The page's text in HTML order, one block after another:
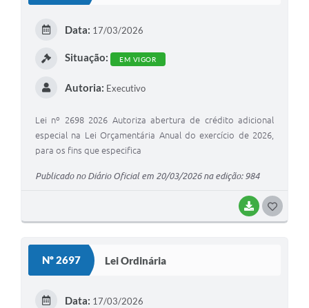
BAIXAR
Data: 17/03/2026
Situação: EM VIGOR
Autoria: Executivo
Lei nº 2698 2026 Autoriza abertura de crédito adicional
especial na Lei Orçamentária Anual do exercício de 2026,
para os fins que especifica
Publicado no Diário Oficial em 20/03/2026 na edição: 984
Nº 2697 Lei Ordinária
Data: 17/03/2026